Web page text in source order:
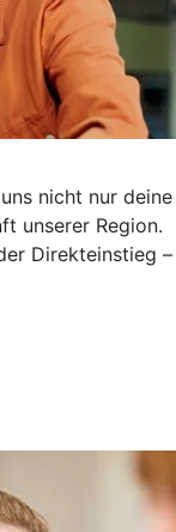
nicht nur deine
unserer Region.
Direkteinstieg –